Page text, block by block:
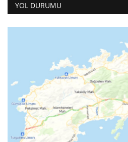
YOL DURUMU